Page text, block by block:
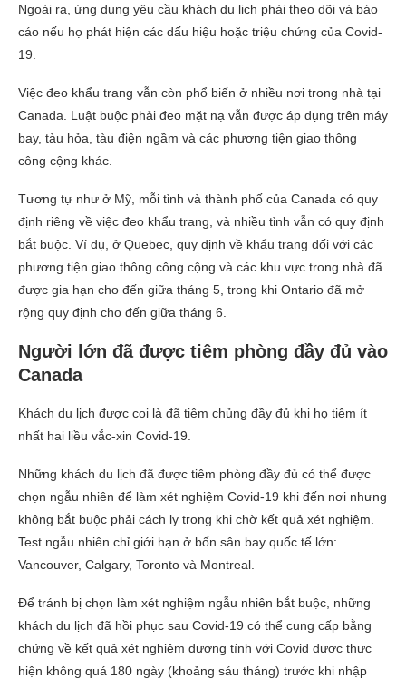
Ngoài ra, ứng dụng yêu cầu khách du lịch phải theo dõi và báo
cáo nếu họ phát hiện các dấu hiệu hoặc triệu chứng của Covid-
19.
Việc đeo khẩu trang vẫn còn phổ biến ở nhiều nơi trong nhà tại
Canada. Luật buộc phải đeo mặt nạ vẫn được áp dụng trên máy
bay, tàu hỏa, tàu điện ngầm và các phương tiện giao thông
công cộng khác.
Tương tự như ở Mỹ, mỗi tỉnh và thành phố của Canada có quy
định riêng về việc đeo khẩu trang, và nhiều tỉnh vẫn có quy định
bắt buộc. Ví dụ, ở Quebec, quy định về khẩu trang đối với các
phương tiện giao thông công cộng và các khu vực trong nhà đã
được gia hạn cho đến giữa tháng 5, trong khi Ontario đã mở
rộng quy định cho đến giữa tháng 6.
Người lớn đã được tiêm phòng đầy đủ vào
Canada
Khách du lịch được coi là đã tiêm chủng đầy đủ khi họ tiêm ít
nhất hai liều vắc-xin Covid-19.
Những khách du lịch đã được tiêm phòng đầy đủ có thể được
chọn ngẫu nhiên để làm xét nghiệm Covid-19 khi đến nơi nhưng
không bắt buộc phải cách ly trong khi chờ kết quả xét nghiệm.
Test ngẫu nhiên chỉ giới hạn ở bốn sân bay quốc tế lớn:
Vancouver, Calgary, Toronto và Montreal.
Để tránh bị chọn làm xét nghiệm ngẫu nhiên bắt buộc, những
khách du lịch đã hồi phục sau Covid-19 có thể cung cấp bằng
chứng về kết quả xét nghiệm dương tính với Covid được thực
hiện không quá 180 ngày (khoảng sáu tháng) trước khi nhập